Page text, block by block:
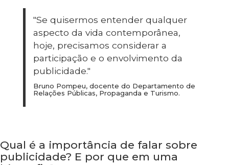
"Se quisermos entender qualquer
aspecto da vida contemporânea,
hoje, precisamos considerar a
participação e o envolvimento da
publicidade."
Bruno Pompeu, docente do Departamento de
Relações Públicas, Propaganda e Turismo.
Qual é a importância de falar sobre
publicidade? E por que em uma